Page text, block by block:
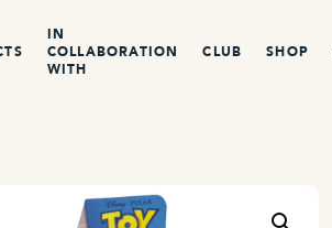
IN
COLLABORATION
WITH
CLUB SHOP